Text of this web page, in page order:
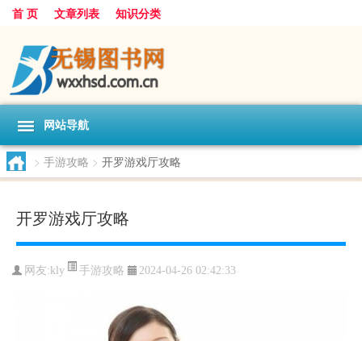
首 页 文章列表 知识分类
网站导航
> 手游攻略 > 开罗游戏厅攻略
开罗游戏厅攻略
网友:kly 手游攻略 2024-04-26 02:42:33